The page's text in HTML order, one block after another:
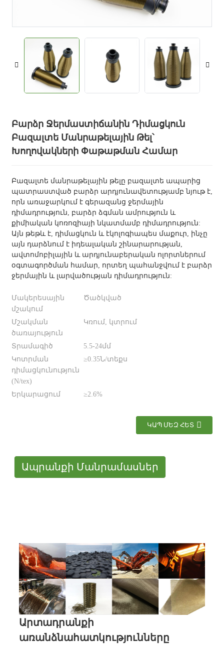
Բարձր Ջերմաստիճանին Դիմացկուն
Բազալտե Մանրաթելային Թել՝
Խողովակների Փաթաթման Համար
Բազալտե մանրաթելային թելը բազալտե ապարից
պատրաստված բարձր արդյունավետությամբ նյութ է,
որն առաջարկում է գերազանց ջերմային
դիմադրություն, բարձր ձգման ամրություն և
քիմիական կոռոզիայի նկատմամբ դիմադրություն:
Այն թեթև է, դիմացկուն և էկոլոգիապես մաքուր, ինչը
այն դարձնում է իդեալական շինարարության,
ավտոմոբիլային և արդյունաբերական ոլորտներում
օգտագործման համար, որտեղ պահանջվում է բարձր
ջերմային և լարվածության դիմադրություն:
Մակերեսային
մշակում
Ծածկված
Մշակման
ծառայություն
Կռում, կտրում
Տրամագիծ
5.5-24մմ
Կոտրման
դիմացկունություն
(N/tex)
≥0.35Ն/տեքս
Երկարացում ≥2.6%
ԿԱՊ ՄԵԶ ՀԵՏ
Ապրանքի Մանրամասներ
Արտադրանքի
առանձնահատկությունները